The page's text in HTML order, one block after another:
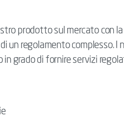
prodotto sul mercato con
regolamento complesso. I
grado di fornire servizi